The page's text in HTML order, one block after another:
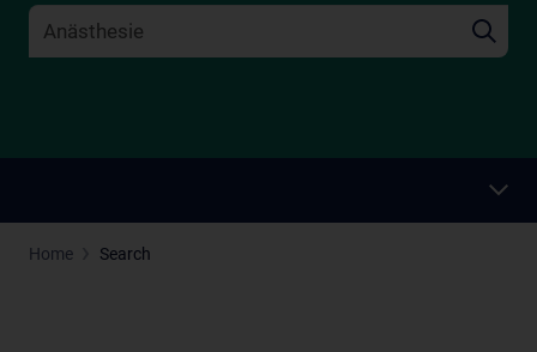
Home Search